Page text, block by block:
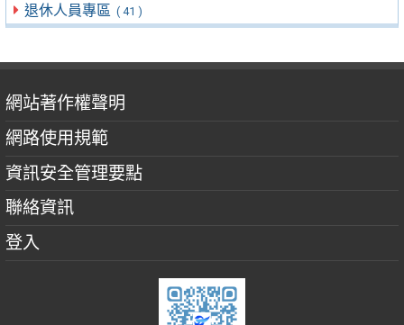
退休人員專區 ( 41 )
網站著作權聲明
網路使用規範
資訊安全管理要點
聯絡資訊
登入